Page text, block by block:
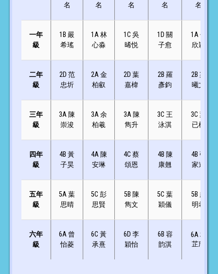
名
名
名
名
名
一年
級
1B 嚴
希瑤
1A 林
心淼
1C 吳
晞悦
1D 關
子愈
1A 何
欣穎
二年
級
2D 范
忠圻
2A 金
柏叡
2D 葉
嘉椲
2B 羅
彥鈞
2B 梁
曦文
三年
級
3A 陳
崇浚
3A 余
柏羲
3A 陳
雋升
3C 王
泳淇
3C 葉
已權
四年
級
4B 黃
子昊
4A 陳
安琳
4C 蔡
頌恩
4B 陳
康翹
4B 張
家進
五年
級
5A 葉
思晴
5C 彭
思賢
5B 陳
雋文
5C 葉
穎儀
5B 趙
明希
六年
級
6A 曾
怡菱
6C 黃
承熹
6D 李
穎怡
6B 容
韵淇
6A 林
芷欣